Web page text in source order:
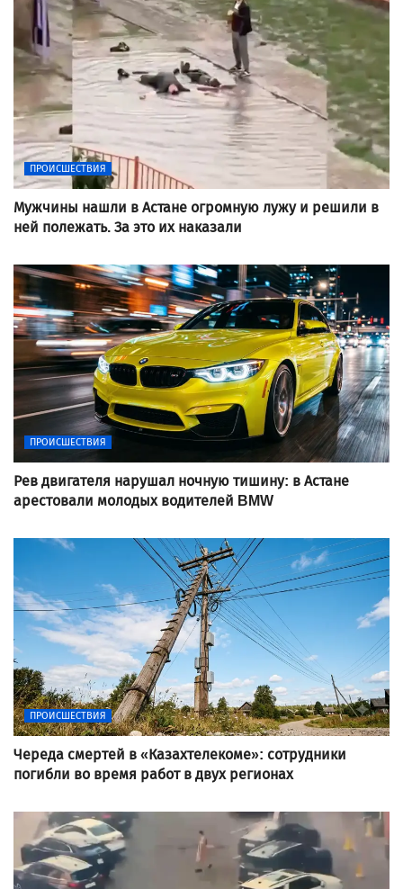
ПРОИСШЕСТВИЯ
Мужчины нашли в Астане огромную лужу и решили в
ней полежать. За это их наказали
ПРОИСШЕСТВИЯ
Рев двигателя нарушал ночную тишину: в Астане
арестовали молодых водителей BMW
ПРОИСШЕСТВИЯ
Череда смертей в «Казахтелекоме»: сотрудники
погибли во время работ в двух регионах